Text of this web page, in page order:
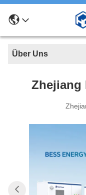
Über Uns
Zhejiang